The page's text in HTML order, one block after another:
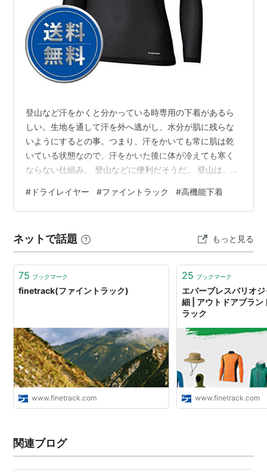
登山など汗をかくと分かっている時専用の下着があるら
しい。生地を通して汗を外へ逃がし、水分が肌に残らな
いようにするとの事。つまり、汗をかいても常に肌は乾
いている状態なので、汗をかいた後に体が冷えても寒く
ならない仕組み。 登山などに便利だそうだ。 登山は、最
し標高が上がると気温も下がる。天候も変わりやすく、
一気に寒くなる事もある。汗をかいた水分が体に残って
いう事を防ぐ為に、高機能下着が開発されたのだそうだ
が、登山だけでなく運動全般に使えそう。なんなら、日
常的にも使えそう。興味を持って調べてみた。 …
# ドライレイヤー #ファイントラック #高機能下着
ネットで話題 もっと見る
75 ブックマーク
finetrack(ファイントラック)
www.finetrack.com
25 ブックマーク
エバーブレスバリオ
細 | アウトドアブラ
ラック
www.finetrack.com
関連ブログ